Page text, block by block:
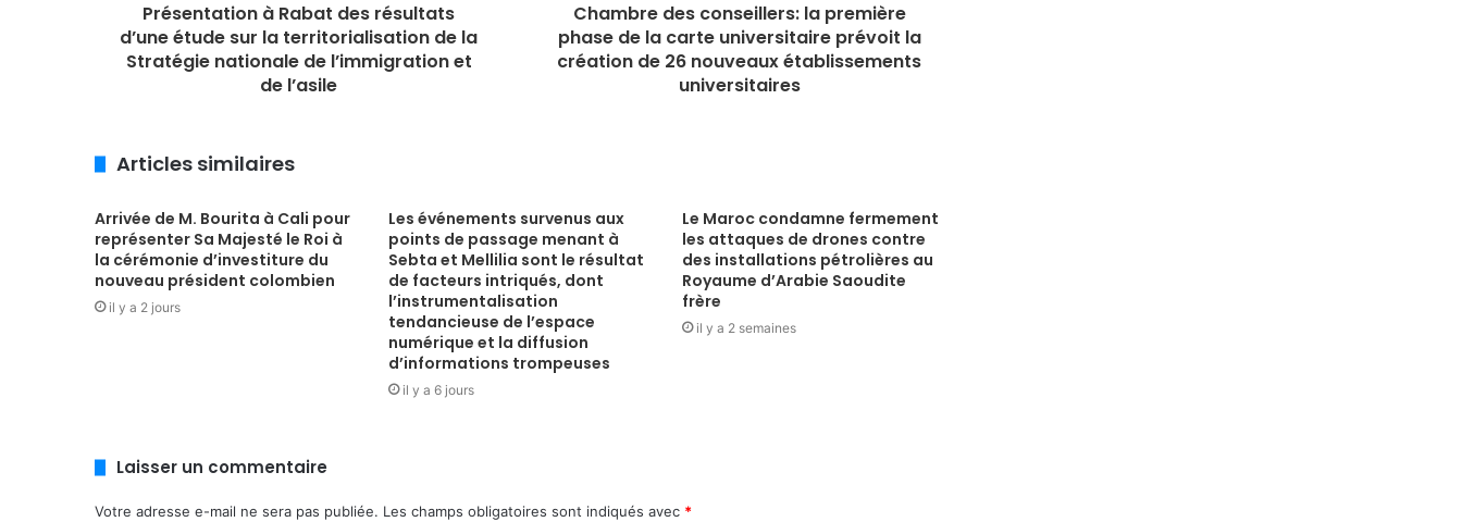
Présentation à Rabat des résultats
d’une étude sur la territorialisation de la
Stratégie nationale de l’immigration et
de l’asile
Chambre des conseillers: la première
phase de la carte universitaire prévoit la
création de 26 nouveaux établissements
universitaires
Articles similaires
Arrivée de M. Bourita à Cali pour
représenter Sa Majesté le Roi à
la cérémonie d’investiture du
nouveau président colombien
il y a 2 jours
Les événements survenus aux
points de passage menant à
Sebta et Mellilia sont le résultat
de facteurs intriqués, dont
l’instrumentalisation
tendancieuse de l’espace
numérique et la diffusion
d’informations trompeuses
il y a 6 jours
Le Maroc condamne fermement
les attaques de drones contre
des installations pétrolières au
Royaume d’Arabie Saoudite
frère
il y a 2 semaines
Laisser un commentaire
Votre adresse e-mail ne sera pas publiée. Les champs obligatoires sont indiqués avec *